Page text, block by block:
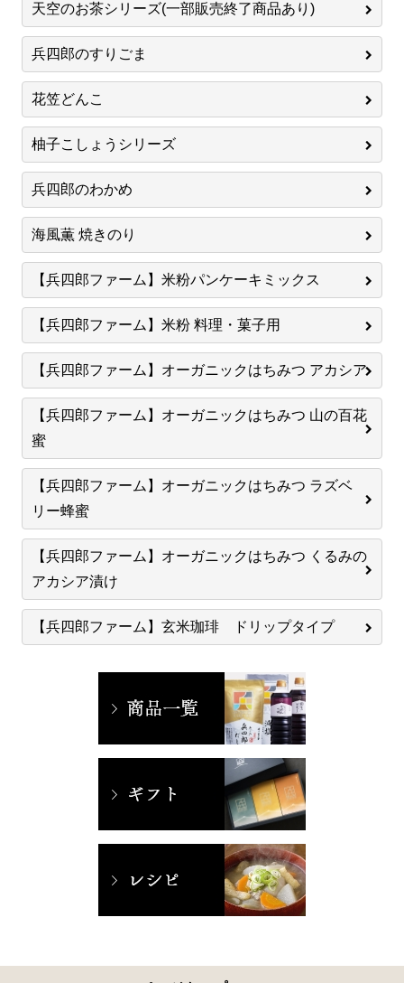
天空のお茶シリーズ(一部販売終了商品あり)
兵四郎のすりごま
花笠どんこ
柚子こしょうシリーズ
兵四郎のわかめ
海風薫 焼きのり
【兵四郎ファーム】米粉パンケーキミックス
【兵四郎ファーム】米粉 料理・菓子用
【兵四郎ファーム】オーガニックはちみつ アカシア
【兵四郎ファーム】オーガニックはちみつ 山の百花
蜜
【兵四郎ファーム】オーガニックはちみつ ラズベ
リー蜂蜜
【兵四郎ファーム】オーガニックはちみつ くるみの
アカシア漬け
【兵四郎ファーム】玄米珈琲 ドリップタイプ